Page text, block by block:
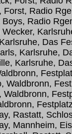
Forst, Radio
Boys, Radio
Das
Karlsruhe,
Karlsruhe,
Waldbronn,
Waldbronn,
Rastatt,
Mannheim,